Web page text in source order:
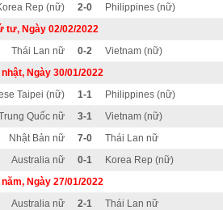
Rep (nữ) 2-0
Philippines (nữ)
tư, Ngày 02/02/2022
Thái Lan nữ 0-2
Vietnam (nữ)
Ngày 30/01/2022
Taipei (nữ) 1-1
Philippines (nữ)
Quốc nữ 3-1
Vietnam (nữ)
Nhật Bản nữ 7-0
Thái Lan nữ
Australia nữ 0-1
Korea Rep (nữ)
Ngày 27/01/2022
Australia nữ 2-1
Thái Lan nữ